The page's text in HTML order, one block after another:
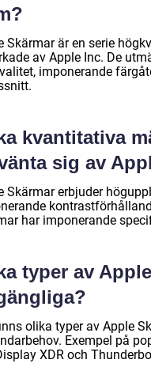
Skärmar är en serie
av Apple Inc. De
imponerande
kvantitativa
sig av
Skärmar erbjuder
har imponerande
typer av
olika typer av Apple
Exempel på
XDR och